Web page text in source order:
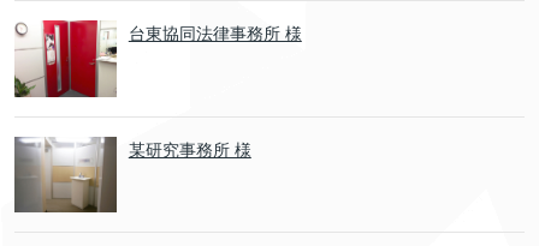
台東協同法律事務所 様
某研究事務所 様